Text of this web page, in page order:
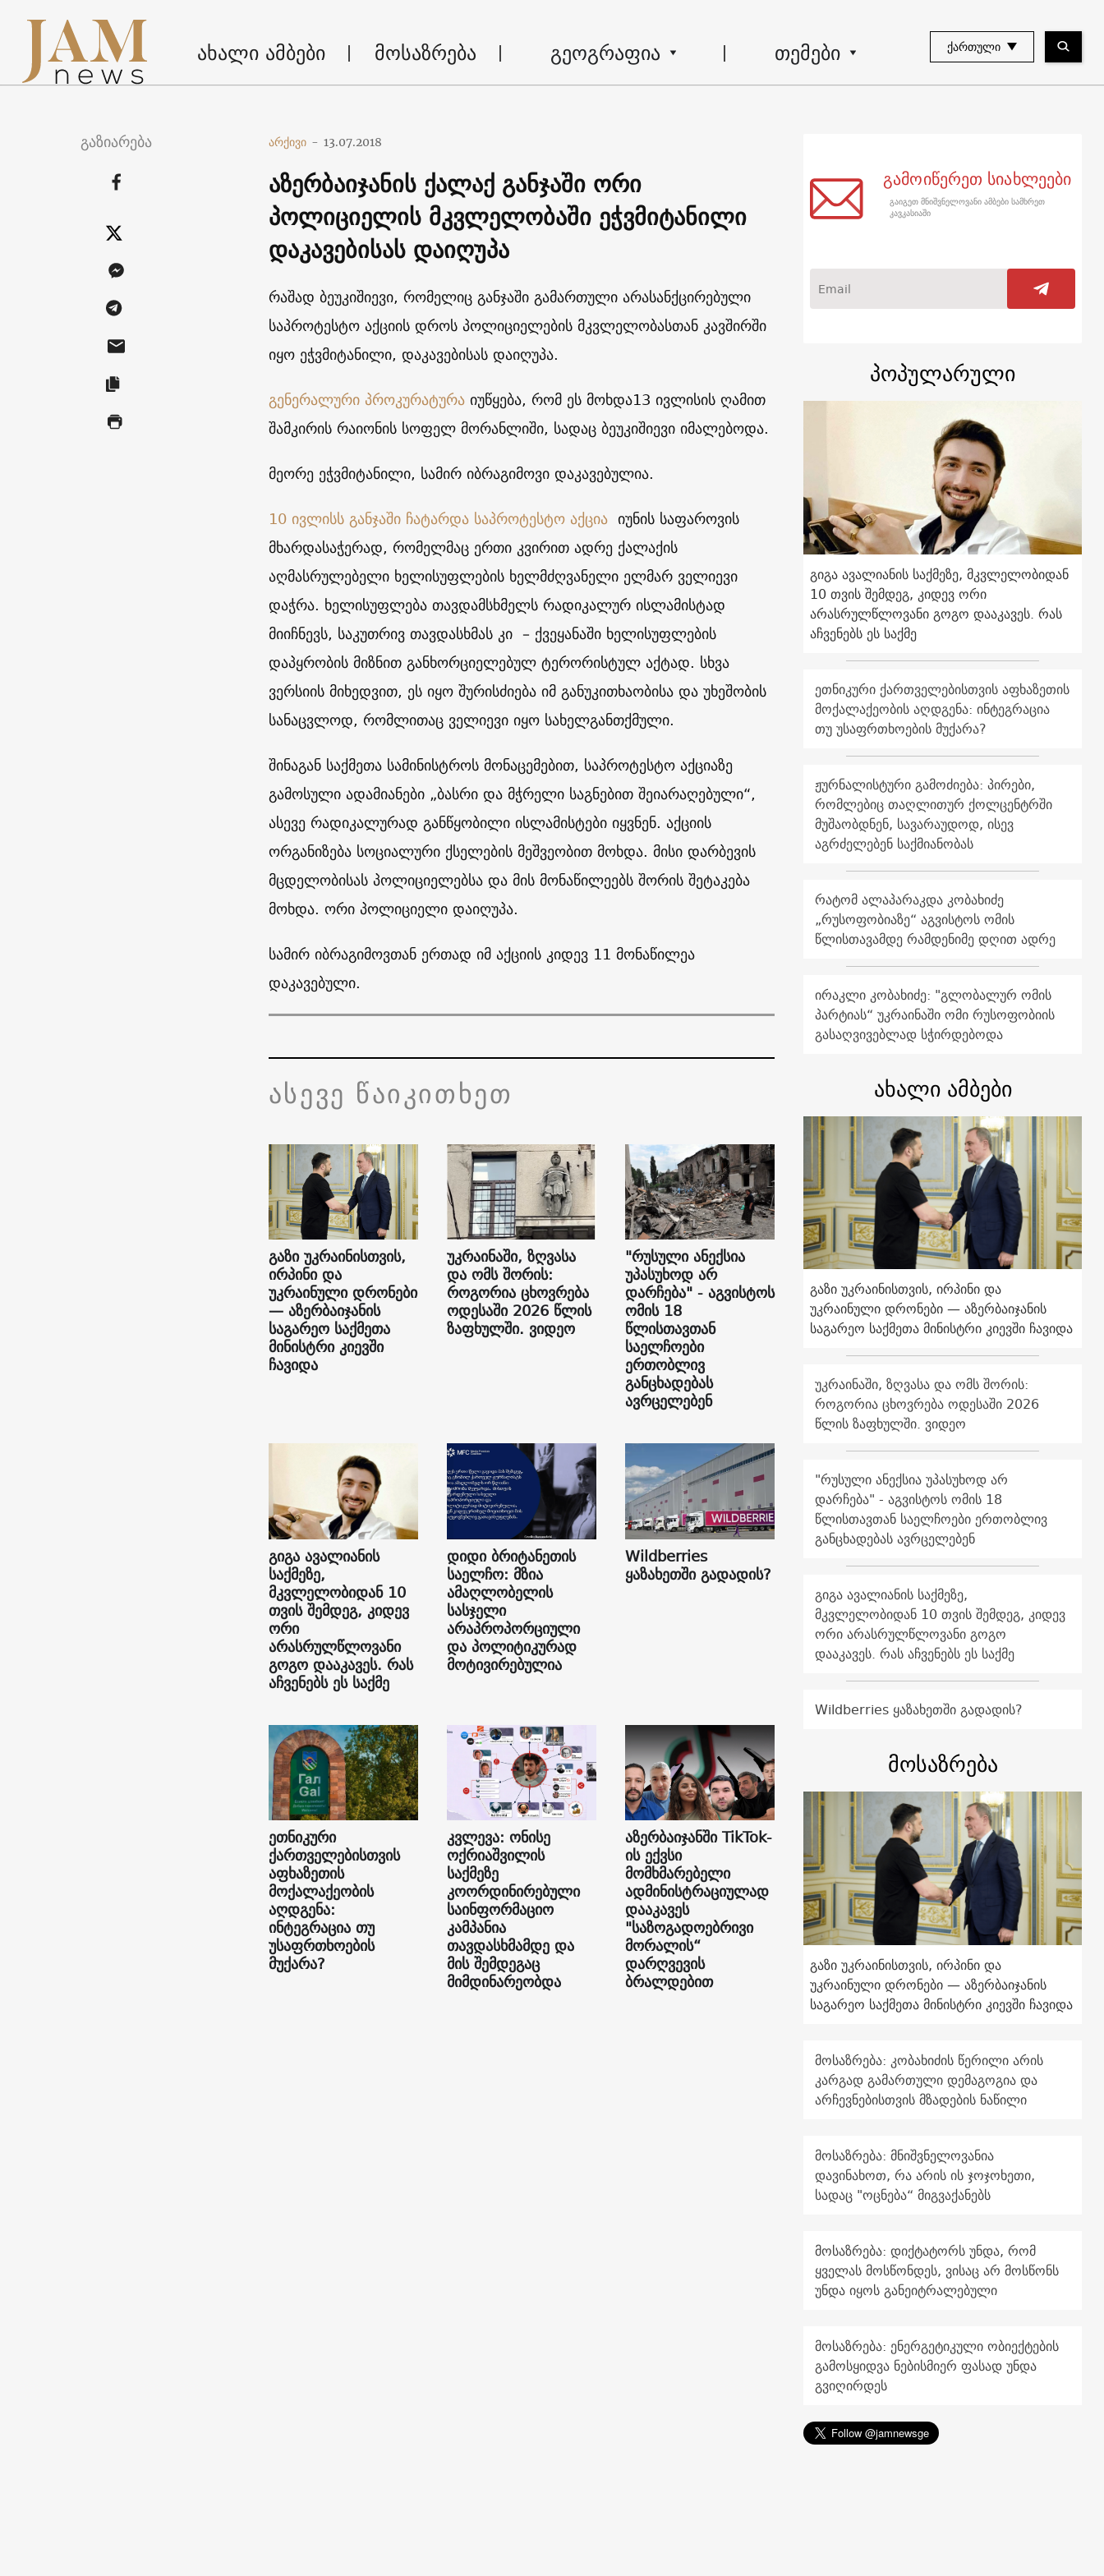
ახალი ამბები მოსაზრება გეოგრაფია თემები ᲥᲐᲠᲗᲣᲚᲘ
გაზიარება არქივი - 13.07.2018
აზერბაიჯანის ქალაქ განჯაში ორი
პოლიციელის მკვლელობაში ეჭვმიტანილი
დაკავებისას დაიღუპა
რაშად ბეუკიშიევი, რომელიც განჯაში გამართული არასანქცირებული
საპროტესტო აქციის დროს პოლიციელების მკვლელობასთან კავშირში
იყო ეჭვმიტანილი, დაკავებისას დაიღუპა.
გენერალური პროკურატურაიუწყება, რომ ეს მოხდა13 ივლისის ღამით
შამკირის რაიონის სოფელ მორანლიში, სადაც ბეუკიშიევი იმალებოდა.
მეორე ეჭვმიტანილი, სამირ იბრაგიმოვი დაკავებულია.
10 ივლისს განჯაში ჩატარდა საპროტესტო აქცია იუნის საფაროვის
მხარდასაჭერად, რომელმაც ერთი კვირით ადრე ქალაქის
აღმასრულებელი ხელისუფლების ხელმძღვანელი ელმარ ველიევი
დაჭრა. ხელისუფლება თავდამსხმელს რადიკალურ ისლამისტად
მიიჩნევს, საკუთრივ თავდასხმას კი – ქვეყანაში ხელისუფლების
დაპყრობის მიზნით განხორციელებულ ტერორისტულ აქტად. სხვა
ვერსიის მიხედვით, ეს იყო შურისძიება იმ განუკითხაობისა და უხეშობის
სანაცვლოდ, რომლითაც ველიევი იყო სახელგანთქმული.
შინაგან საქმეთა სამინისტროს მონაცემებით, საპროტესტო აქციაზე
გამოსული ადამიანები „ბასრი და მჭრელი საგნებით შეიარაღებული“,
ასევე რადიკალურად განწყობილი ისლამისტები იყვნენ. აქციის
ორგანიზება სოციალური ქსელების მეშვეობით მოხდა. მისი დარბევის
მცდელობისას პოლიციელებსა და მის მონაწილეებს შორის შეტაკება
მოხდა. ორი პოლიციელი დაიღუპა.
სამირ იბრაგიმოვთან ერთად იმ აქციის კიდევ 11 მონაწილეა
დაკავებული.
ასევე წაიკითხეთ
გაზი უკრაინისთვის,
ირპინი და
უკრაინული დრონები
— აზერბაიჯანის
საგარეო საქმეთა
მინისტრი კიევში
ჩავიდა
უკრაინაში, ზღვასა
და ომს შორის:
როგორია ცხოვრება
ოდესაში 2026 წლის
ზაფხულში. ვიდეო
"რუსული ანექსია
უპასუხოდ არ
დარჩება" - აგვისტოს
ომის 18
წლისთავთან
საელჩოები
ერთობლივ
განცხადებას
ავრცელებენ
გიგა ავალიანის
საქმეზე,
მკვლელობიდან 10
თვის შემდეგ, კიდევ
ორი
არასრულწლოვანი
გოგო დააკავეს. რას
აჩვენებს ეს საქმე
დიდი ბრიტანეთის
საელჩო: მზია
ამაღლობელის
სასჯელი
არაპროპორციული
და პოლიტიკურად
მოტივირებულია
Wildberries
ყაზახეთში გადადის?
ეთნიკური
ქართველებისთვის
აფხაზეთის
მოქალაქეობის
აღდგენა:
ინტეგრაცია თუ
უსაფრთხოების
მუქარა?
კვლევა: ონისე
ოქრიაშვილის
საქმეზე
კოორდინირებული
საინფორმაციო
კამპანია
თავდასხმამდე და
მის შემდეგაც
მიმდინარეობდა
აზერბაიჯანში TikTok-
ის ექვსი
მომხმარებელი
ადმინისტრაციულად
დააკავეს
"საზოგადოებრივი
მორალის“
დარღვევის
ბრალდებით
გამოიწერეთ სიახლეები
გაიგეთ მნიშვნელოვანი ამბები სამხრეთ
კავკასიაში
პოპულარული
გიგა ავალიანის საქმეზე, მკვლელობიდან
10 თვის შემდეგ, კიდევ ორი
არასრულწლოვანი გოგო დააკავეს. რას
აჩვენებს ეს საქმე
ეთნიკური ქართველებისთვის აფხაზეთის
მოქალაქეობის აღდგენა: ინტეგრაცია
თუ უსაფრთხოების მუქარა?
ჟურნალისტური გამოძიება: პირები,
რომლებიც თაღლითურ ქოლცენტრში
მუშაობდნენ, სავარაუდოდ, ისევ
აგრძელებენ საქმიანობას
რატომ ალაპარაკდა კობახიძე
„რუსოფობიაზე“ აგვისტოს ომის
წლისთავამდე რამდენიმე დღით ადრე
ირაკლი კობახიძე: "გლობალურ ომის
პარტიას“ უკრაინაში ომი რუსოფობიის
გასაღვივებლად სჭირდებოდა
ახალი ამბები
გაზი უკრაინისთვის, ირპინი და
უკრაინული დრონები — აზერბაიჯანის
საგარეო საქმეთა მინისტრი კიევში ჩავიდა
უკრაინაში, ზღვასა და ომს შორის:
როგორია ცხოვრება ოდესაში 2026
წლის ზაფხულში. ვიდეო
"რუსული ანექსია უპასუხოდ არ
დარჩება" - აგვისტოს ომის 18
წლისთავთან საელჩოები ერთობლივ
განცხადებას ავრცელებენ
გიგა ავალიანის საქმეზე,
მკვლელობიდან 10 თვის შემდეგ, კიდევ
ორი არასრულწლოვანი გოგო
დააკავეს. რას აჩვენებს ეს საქმე
Wildberries ყაზახეთში გადადის?
მოსაზრება
გაზი უკრაინისთვის, ირპინი და
უკრაინული დრონები — აზერბაიჯანის
საგარეო საქმეთა მინისტრი კიევში ჩავიდა
მოსაზრება: კობახიძის წერილი არის
კარგად გამართული დემაგოგია და
არჩევნებისთვის მზადების ნაწილი
მოსაზრება: მნიშვნელოვანია
დავინახოთ, რა არის ის ჯოჯოხეთი,
სადაც "ოცნება“ მიგვაქანებს
მოსაზრება: დიქტატორს უნდა, რომ
ყველას მოსწონდეს, ვისაც არ მოსწონს
უნდა იყოს განეიტრალებული
მოსაზრება: ენერგეტიკული ობიექტების
გამოსყიდვა ნებისმიერ ფასად უნდა
გვიღირდეს